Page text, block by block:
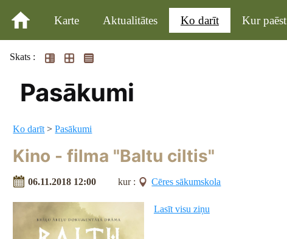
Karte Aktualitātes Ko darīt Kur paēst
Skats :
Pasākumi
Ko darīt >Pasākumi
Kino - filma "Baltu ciltis"
06.11.2018 12:00 kur : Cēres sākumskola
Lasīt visu ziņu